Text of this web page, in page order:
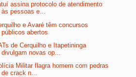
assina protocolo de atendimento
às pessoas e...
e Avaré têm concursos
públicos abertos
de Cerquilho e Itapetininga
divulgam novas op...
Militar flagra homem com pedras
de crack n...